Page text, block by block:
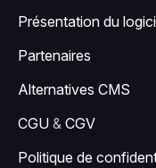
Présentation du
Partenaires
Alternatives CMS
CGU & CGV
Politique de